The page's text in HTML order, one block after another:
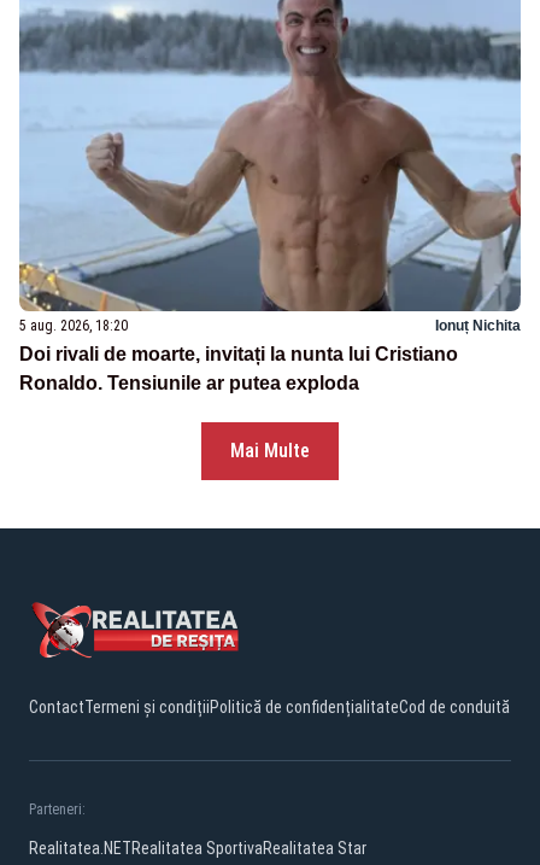
5 aug. 2026, 18:20 Ionuț Nichita
Doi rivali de moarte, invitați la nunta lui Cristiano
Ronaldo. Tensiunile ar putea exploda
Mai Multe
ContactTermeni și condițiiPolitică de confidențialitateCod de conduită
Parteneri:
Realitatea.NETRealitatea SportivaRealitatea Star